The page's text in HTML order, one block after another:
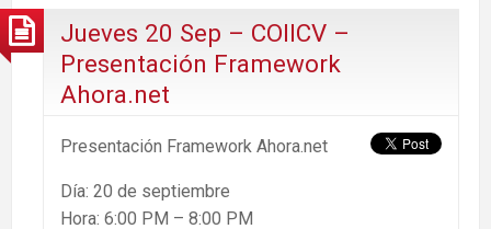
Jueves 20 Sep – COIICV –
Presentación Framework
Ahora.net
Presentación Framework Ahora.net
Día: 20 de septiembre
Hora: 6:00 PM – 8:00 PM